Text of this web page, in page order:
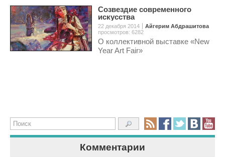
Комментарии
Созвездие современного
искусства
22 декабря 2014
Айгерим Абдрашитова
просмотров: 6282
О коллективной выставке «New
Year Art Fair»